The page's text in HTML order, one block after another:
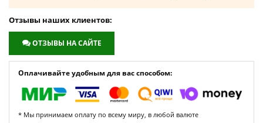
Отзывы наших клиентов:
ОТЗЫВЫ НА САЙТЕ
Оплачивайте удобным для вас способом:
* Мы принимаем оплату по всему миру, в любой валюте